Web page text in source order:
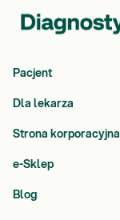
Pacjent
Dla lekarza
Strona korporacyjna
e-Sklep
Blog